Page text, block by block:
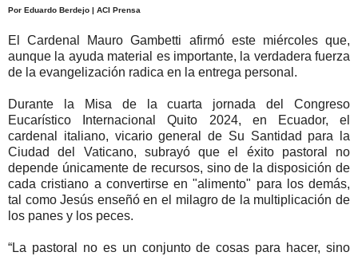
Por Eduardo Berdejo | ACI Prensa
El Cardenal Mauro Gambetti afirmó este miércoles que,
aunque la ayuda material es importante, la verdadera fuerza
de la evangelización radica en la entrega personal.
Durante la Misa de la cuarta jornada del Congreso
Eucarístico Internacional Quito 2024, en Ecuador, el
cardenal italiano, vicario general de Su Santidad para la
Ciudad del Vaticano, subrayó que el éxito pastoral no
depende únicamente de recursos, sino de la disposición de
cada cristiano a convertirse en "alimento" para los demás,
tal como Jesús enseñó en el milagro de la multiplicación de
los panes y los peces.
“La pastoral no es un conjunto de cosas para hacer, sino